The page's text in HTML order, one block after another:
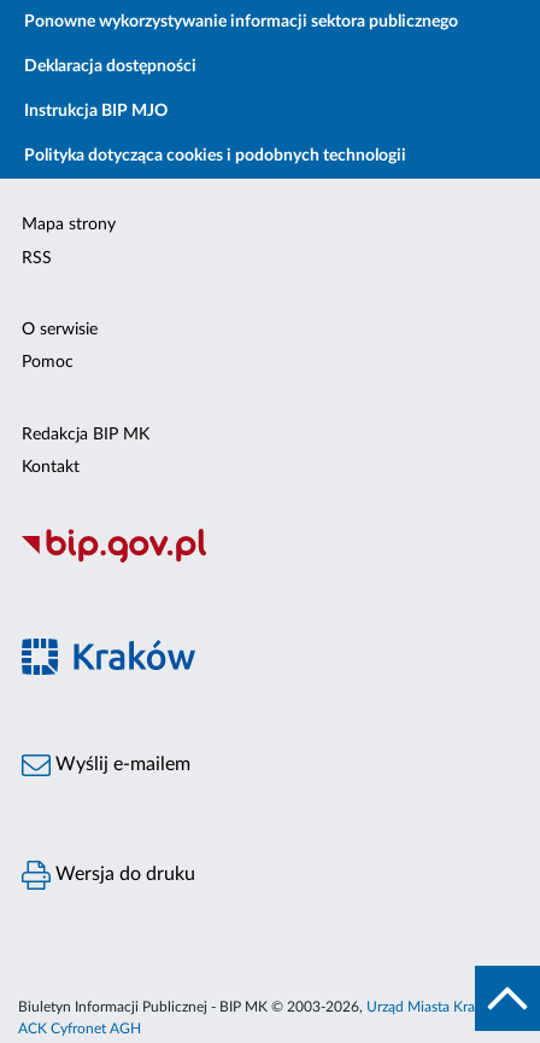
Ponowne wykorzystywanie informacji sektora publicznego
Deklaracja dostępności
Instrukcja BIP MJO
Polityka dotycząca cookies i podobnych technologii
Mapa strony
RSS
O serwisie
Pomoc
Redakcja BIP MK
Kontakt
Wyślij e-mailem
Wersja do druku
Biuletyn Informacji Publicznej - BIP MK © 2003-2026, Urząd Miasta Krakowa
ACK Cyfronet AGH